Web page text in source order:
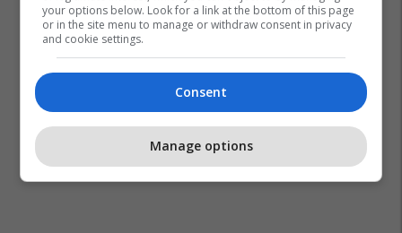
your options below. Look for a link at the bottom of this page
or in the site menu to manage or withdraw consent in privacy
and cookie settings.
Consent
Manage options